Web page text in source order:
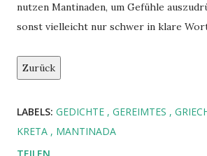
nutzen Mantinaden, um Gefühle
sonst vielleicht nur schwer in klare
Zurück
LABELS: GEDICHTE GEREIMTES
KRETA
MANTINADA